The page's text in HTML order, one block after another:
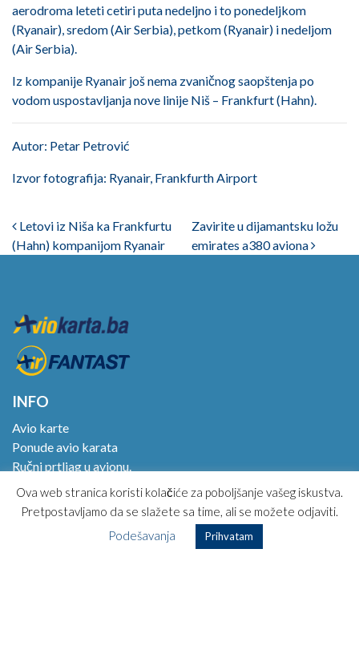
aerodroma leteti cetiri puta nedeljno i to ponedeljkom
(Ryanair), sredom (Air Serbia), petkom (Ryanair) i nedeljom
(Air Serbia).
Iz kompanije Ryanair još nema zvaničnog saopštenja po
vodom uspostavljanja nove linije Niš – Frankfurt (Hahn).
Autor: Petar Petrović
Izvor fotografija: Ryanair, Frankfurth Airport
Post navigation
Letovi iz Niša ka Frankfurtu
(Hahn) kompanijom Ryanair
Zavirite u dijamantsku ložu
emirates a380 aviona
INFO
Avio karte
Ponude avio karata
Ručni prtljag u avionu.
Online check in!
Magazin
Kako kupiti avio kartu?
Opšti uslovi korišćenja
Ova web stranica koristi kolačiće za poboljšanje vašeg iskustva.
Pretpostavljamo da se slažete sa time, ali se možete odjaviti.
Podešavanja
Prihvatam